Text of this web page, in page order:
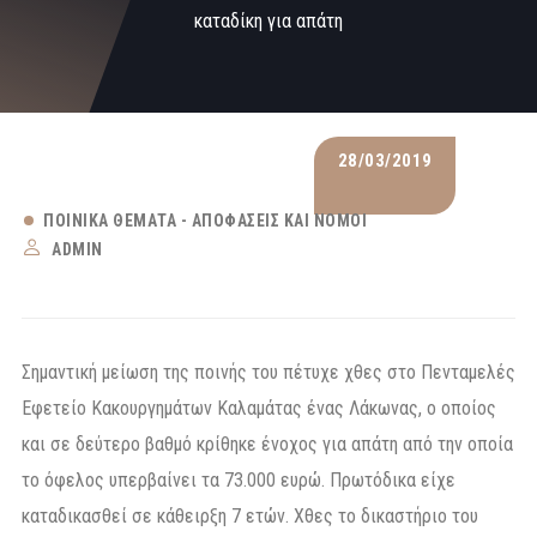
καταδίκη για απάτη
28/03/2019
ΠΟΙΝΙΚΆ ΘΈΜΑΤΑ - ΑΠΟΦΆΣΕΙΣ ΚΑΙ ΝΌΜΟΙ
ADMIN
Σημαντική μείωση της ποινής του πέτυχε χθες στο Πενταμελές
Εφετείο Κακουργημάτων Καλαμάτας ένας Λάκωνας, ο οποίος
και σε δεύτερο βαθμό κρίθηκε ένοχος για απάτη από την οποία
το όφελος υπερβαίνει τα 73.000 ευρώ. Πρωτόδικα είχε
καταδικασθεί σε κάθειρξη 7 ετών. Χθες το δικαστήριο του